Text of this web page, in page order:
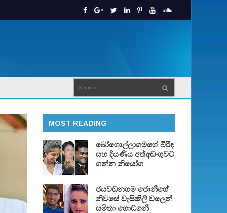
MOST READING
බෝගොල්ලාගමගේ බිරිඳ
සහ දියණිය අත්අඩංගුවට
ගන්න නියෝග
ජයවඩනගම ජොනීගේ
නිවසේ වැසිකිලි වලෙන්
සමිතා ගොඩගනී